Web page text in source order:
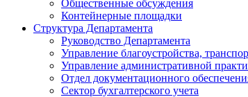
Общественные обсуждения
Контейнерные площадки
Структура Департамента
Руководство Департамента
Управление благоустройства,
Управление административной
Отдел документационного
Сектор бухгалтерского учета